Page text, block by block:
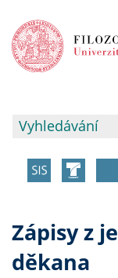
Zápisy z
děkana